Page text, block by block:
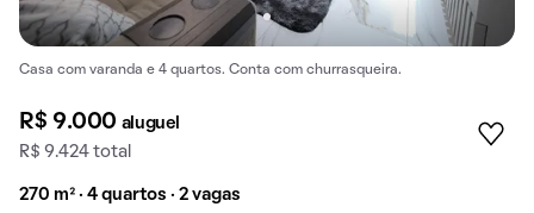
Casa com varanda e 4 quartos. Conta com churrasqueira.
R$ 9.000 aluguel
R$ 9.424 total
270 m² · 4 quartos · 2 vagas